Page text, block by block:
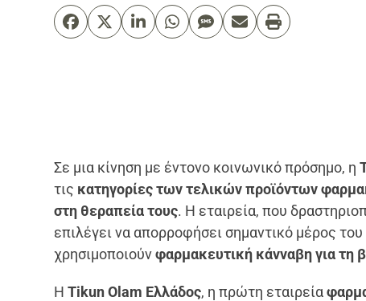
Σε μια κίνηση με έντονο κοινωνικό πρόσημο, η
τις κατηγορίες των τελικών προϊόντων
στη θεραπεία τους. Η εταιρεία, που
επιλέγει να απορροφήσει σημαντικό μέρος
χρησιμοποιούνφαρμακευτική κάνναβη για τη
ΗTikun Olam Ελλάδος, η πρώτη εταιρεία